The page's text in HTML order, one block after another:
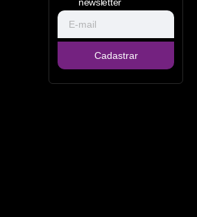
newsletter
Cadastrar